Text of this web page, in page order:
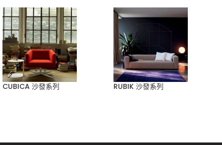
CUBICA 沙發系列 RUBIK 沙發系列